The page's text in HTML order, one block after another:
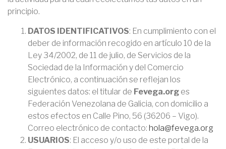
principio.
DATOS IDENTIFICATIVOS: En cumplimiento con el
deber de información recogido en artículo 10 de la
Ley 34/2002, de 11 de julio, de Servicios de la
Sociedad de la Información y del Comercio
Electrónico, a continuación se reflejan los
siguientes datos: el titular de Fevega.org es
Federación Venezolana de Galicia, con domicilio a
estos efectos en Calle Pino, 56 (36206 – Vigo).
Correo electrónico de contacto: hola@fevega.org
USUARIOS: El acceso y/o uso de este portal de la